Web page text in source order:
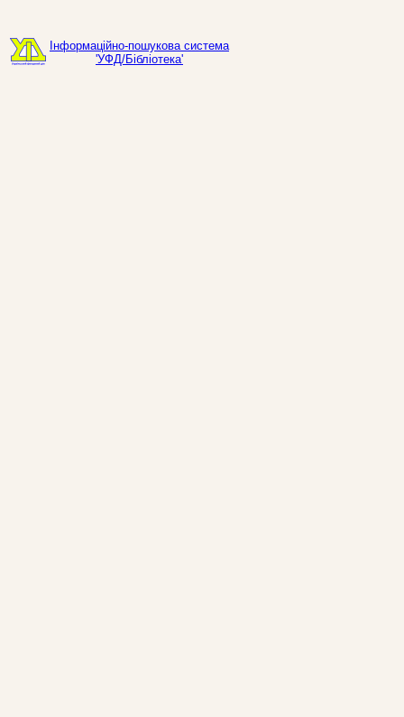
Інформаційно-пошукова система
'УФД/Бібліотека'